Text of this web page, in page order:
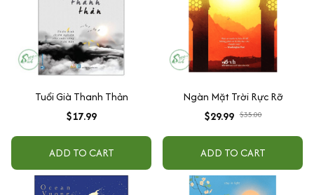
Tuổi Già Thanh Thản
$17.99
ADD TO CART
Ngàn Mặt Trời Rực Rỡ
$29.99 $35.00
ADD TO CART